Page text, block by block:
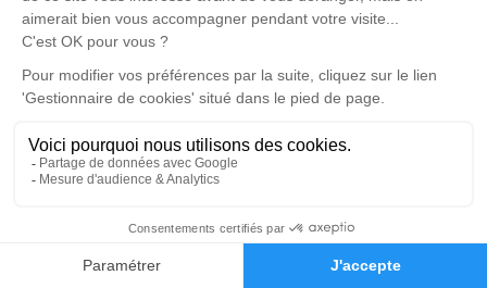
Faire-part Hommages
Ce service se déroulera dans l'intimité familiale
Je rends hommage
Repos en salon funéraire